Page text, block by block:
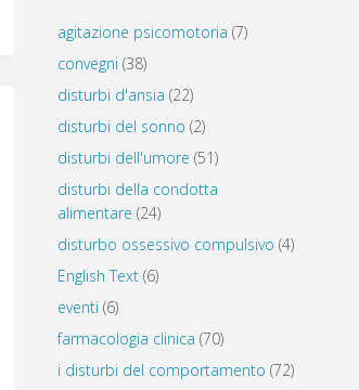
agitazione psicomotoria (7)
convegni (38)
disturbi d'ansia (22)
disturbi del sonno (2)
disturbi dell'umore (51)
disturbi della condotta
alimentare (24)
disturbo ossessivo compulsivo (4)
English Text (6)
eventi (6)
farmacologia clinica (70)
i disturbi del comportamento (72)